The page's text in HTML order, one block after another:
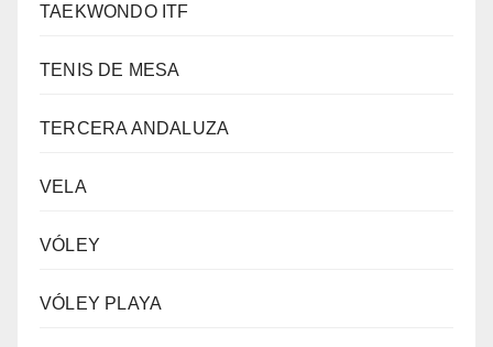
TAEKWONDO ITF
TENIS DE MESA
TERCERA ANDALUZA
VELA
VÓLEY
VÓLEY PLAYA